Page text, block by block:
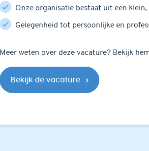
Onze organisatie bestaat uit een
Gelegenheid tot persoonlijke en
Meer weten over deze vacature? Bekijk
Bekijk de vacature